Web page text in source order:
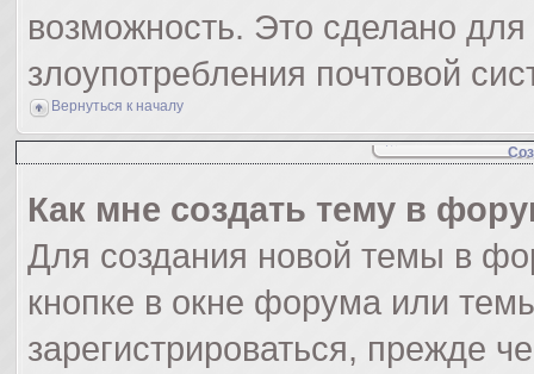
возможность. Это сделано для
злоупотребления почтовой
Вернуться к началу
Как мне создать тему в
Для создания новой темы в
кнопке в окне форума или
зарегистрироваться, прежде